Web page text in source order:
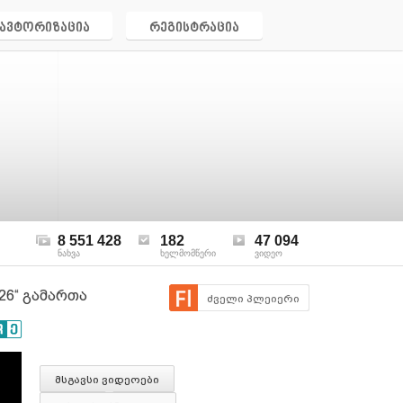
ავტორიზაცია რეგისტრაცია
8 551 428
ნახვა
182
ხელმომწერი
47 094
ვიდეო
გამართა ძველი პლეიერი
მსგავსი ვიდეოები